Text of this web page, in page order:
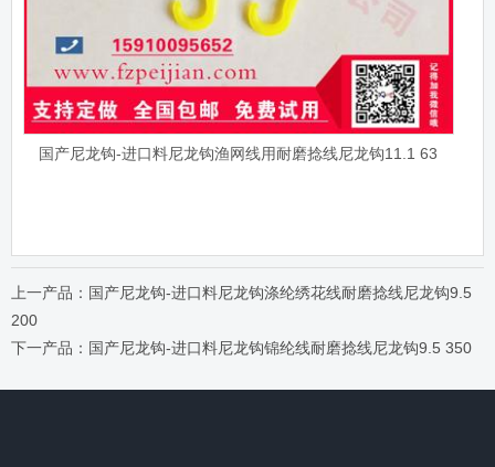
国产尼龙钩-进口料尼龙钩渔网线用耐磨捻线尼龙钩11.1 63
上一产品：国产尼龙钩-进口料尼龙钩涤纶绣花线耐磨捻线尼龙钩9.5
200
下一产品：国产尼龙钩-进口料尼龙钩锦纶线耐磨捻线尼龙钩9.5 350